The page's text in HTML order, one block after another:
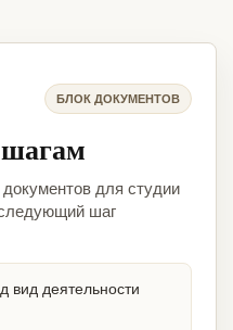
БЛОК ДОКУМЕНТОВ
для студии
шаг
вид деятельности